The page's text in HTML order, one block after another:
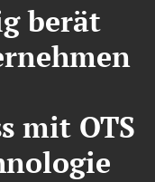
berät
mit OTS